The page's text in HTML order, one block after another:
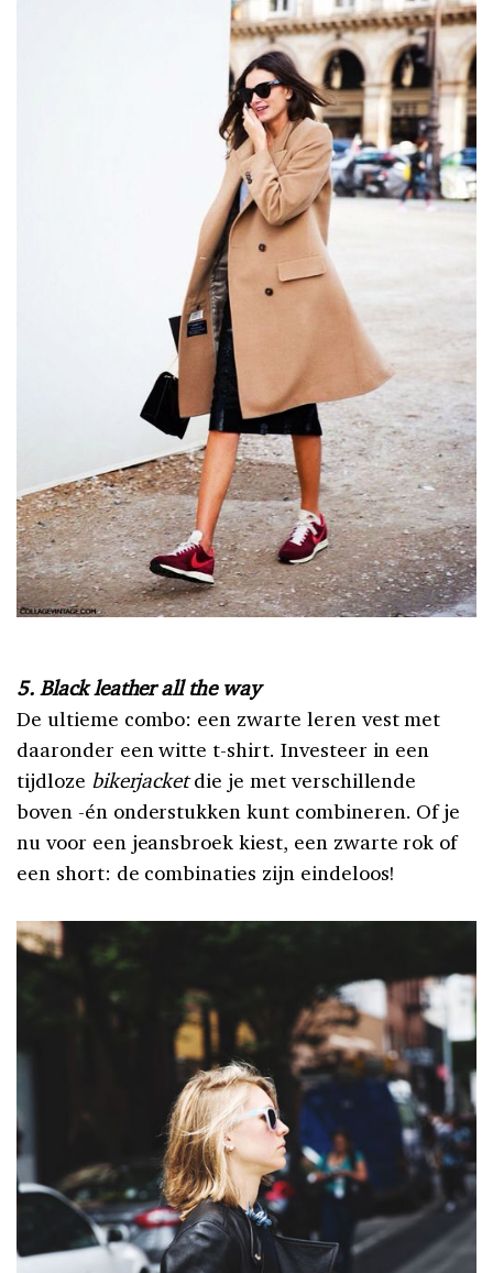
5. Black leather all the way
De ultieme combo: een zwarte leren vest met
daaronder een witte t-shirt. Investeer in een
tijdloze bikerjacketdie je met verschillende
boven -én onderstukken kunt combineren. Of je
nu voor een jeansbroek kiest, een zwarte rok of
een short: de combinaties zijn eindeloos!